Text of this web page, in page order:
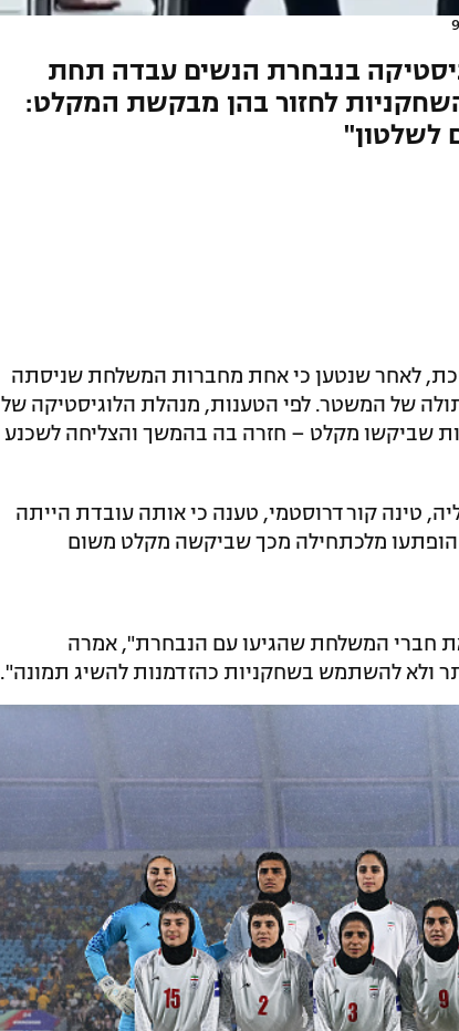
בנבחרת הנשים עבדה תחת
לחזור בהן מבקשת המקלט:
לשלטון"
לאחר שנטען כי אחת מחברות המשלחת שניסתה
של המשטר. לפי הטענות, מנהלת הלוגיסטיקה של
שביקשו מקלט – חזרה בה בהמשך והצליחה לשכנע
טינה קורדרוסטמי, טענה כי אותה עובדת הייתה
מלכתחילה מכך שביקשה מקלט משום
חברי המשלחת שהגיעו עם הנבחרת", אמרה
ולא להשתמש בשחקניות כהזדמנות להשיג תמונה".